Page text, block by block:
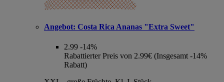
Angebot: Costa Rica Ananas "Extra Sweet"
2.99 -14%
Rabattierter Preis von 2.99€ (Insgesamt -14%
Rabatt)